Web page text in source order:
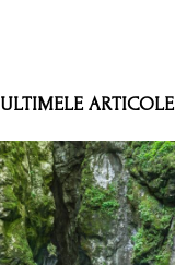
ULTIMELE ARTICOLE